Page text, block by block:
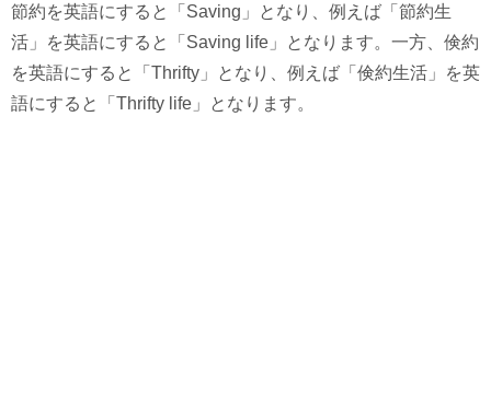
節約を英語にすると「Saving」となり、例えば「節約生
活」を英語にすると「Saving life」となります。一方、倹約
を英語にすると「Thrifty」となり、例えば「倹約生活」を英
語にすると「Thrifty life」となります。